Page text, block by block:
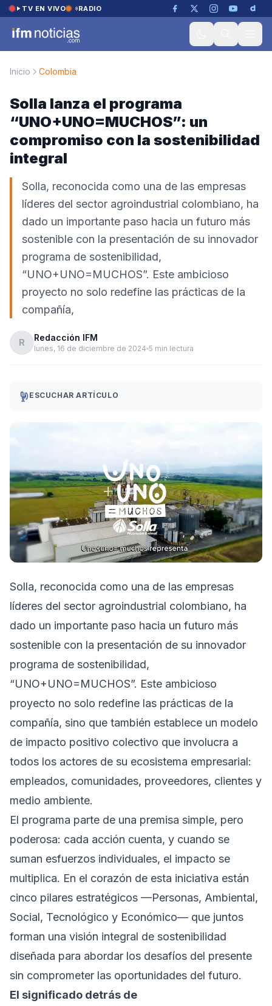
Saltar al contenido
TV EN VIVO RADIO
Inicio Colombia
Solla lanza el programa
“UNO+UNO=MUCHOS”: un
compromiso con la sostenibilidad
integral
Solla, reconocida como una de las empresas
líderes del sector agroindustrial colombiano, ha
dado un importante paso hacia un futuro más
sostenible con la presentación de su innovador
programa de sostenibilidad,
“UNO+UNO=MUCHOS”. Este ambicioso
proyecto no solo redefine las prácticas de la
compañía,
R Redacción IFM
lunes, 16 de diciembre de 2024 5 min lectura
ESCUCHAR ARTÍCULO
Solla, reconocida como una de las empresas
líderes del sector agroindustrial colombiano, ha
dado un importante paso hacia un futuro más
sostenible con la presentación de su innovador
programa de sostenibilidad,
“UNO+UNO=MUCHOS”. Este ambicioso
proyecto no solo redefine las prácticas de la
compañía, sino que también establece un modelo
de impacto positivo colectivo que involucra a
todos los actores de su ecosistema empresarial:
empleados, comunidades, proveedores, clientes y
medio ambiente.
El programa parte de una premisa simple, pero
poderosa: cada acción cuenta, y cuando se
suman esfuerzos individuales, el impacto se
multiplica. En el corazón de esta iniciativa están
cinco pilares estratégicos —Personas, Ambiental,
Social, Tecnológico y Económico— que juntos
forman una visión integral de sostenibilidad
diseñada para abordar los desafíos del presente
sin comprometer las oportunidades del futuro.
El significado detrás de